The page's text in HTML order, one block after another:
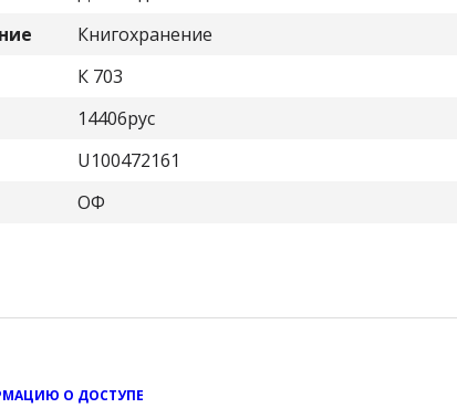
Книгохранение
К 703
14406рус
U100472161
ОФ
О ДОСТУПЕ